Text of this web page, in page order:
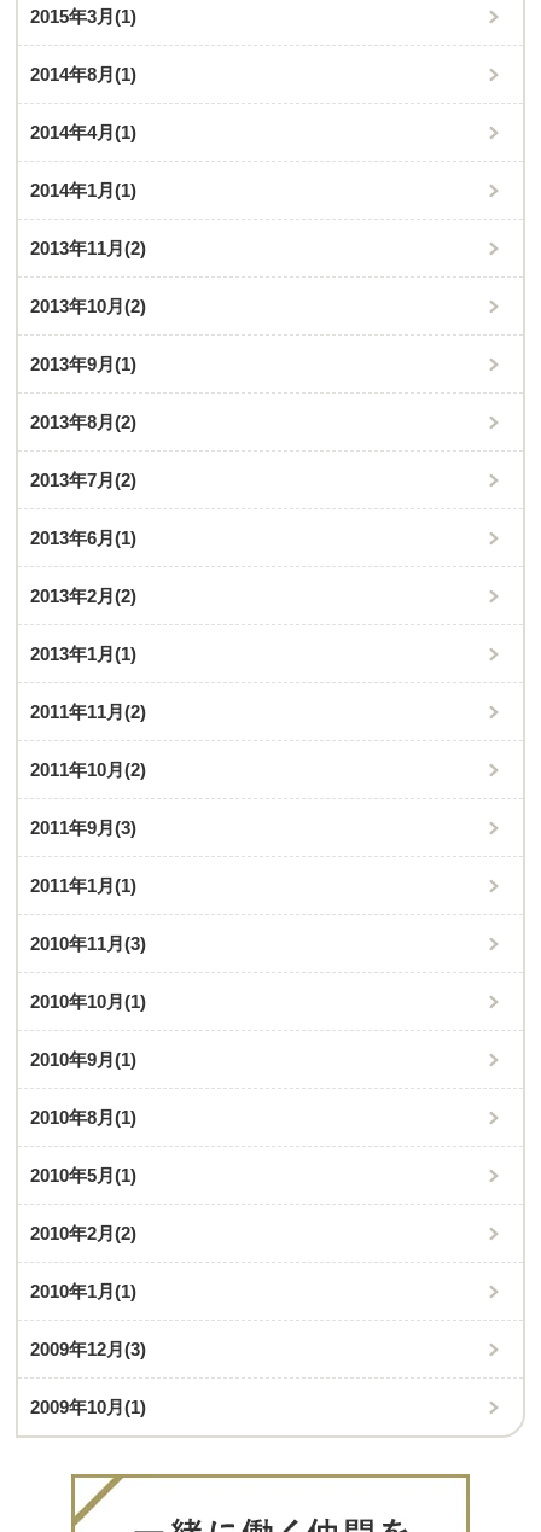
2015年3月(1)
2014年8月(1)
2014年4月(1)
2014年1月(1)
2013年11月(2)
2013年10月(2)
2013年9月(1)
2013年8月(2)
2013年7月(2)
2013年6月(1)
2013年2月(2)
2013年1月(1)
2011年11月(2)
2011年10月(2)
2011年9月(3)
2011年1月(1)
2010年11月(3)
2010年10月(1)
2010年9月(1)
2010年8月(1)
2010年5月(1)
2010年2月(2)
2010年1月(1)
2009年12月(3)
2009年10月(1)